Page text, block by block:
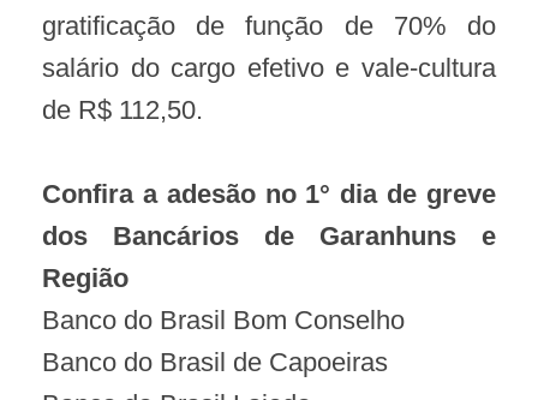
gratificação de função de 70% do
salário do cargo efetivo e vale-cultura
de R$ 112,50.
Confira a adesão no 1° dia de greve
dos Bancários de Garanhuns e
Região
Banco do Brasil Bom Conselho
Banco do Brasil de Capoeiras